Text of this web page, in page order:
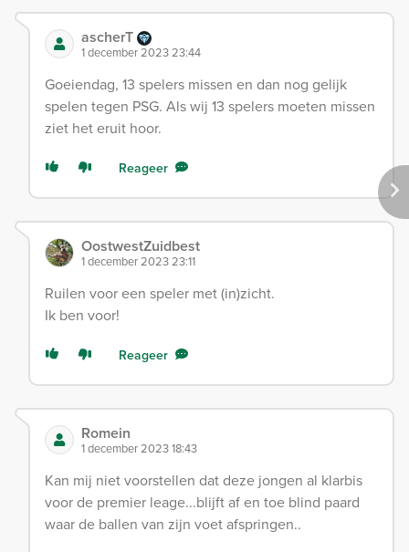
ascherT
1 december 2023 23:44
Goeiendag, 13 spelers missen en dan nog gelijk
spelen tegen PSG. Als wij 13 spelers moeten missen
ziet het eruit hoor.
Reageer
OostwestZuidbest
1 december 2023 23:11
Ruilen voor een speler met (in)zicht.
Ik ben voor!
Reageer
Romein
1 december 2023 18:43
Kan mij niet voorstellen dat deze jongen al klarbis
voor de premier leage...blijft af en toe blind paard
waar de ballen van zijn voet afspringen..